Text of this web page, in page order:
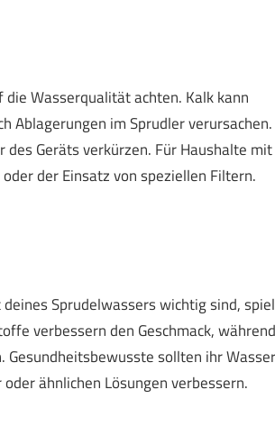
Wasserqualität achten. Kalk kann
Ablagerungen im Sprudler verursachen.
Geräts verkürzen. Für Haushalte mit
der Einsatz von speziellen Filtern.
Sprudelwassers wichtig sind,
verbessern den Geschmack, während
Gesundheitsbewusste sollten ihr Wasser
ähnlichen Lösungen verbessern.